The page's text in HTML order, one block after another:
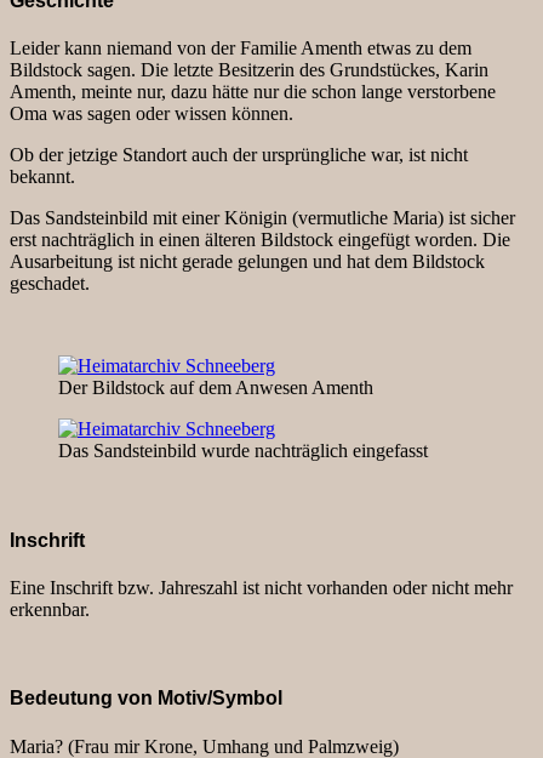
Leider kann niemand von der Familie Amenth etwas zu dem
Bildstock sagen. Die letzte Besitzerin des Grundstückes, Karin
Amenth, meinte nur, dazu hätte nur die schon lange verstorbene
Oma was sagen oder wissen können.
Ob der jetzige Standort auch der ursprüngliche war, ist nicht
bekannt.
Das Sandsteinbild mit einer Königin (vermutliche Maria) ist sicher
erst nachträglich in einen älteren Bildstock eingefügt worden. Die
Ausarbeitung ist nicht gerade gelungen und hat dem Bildstock
geschadet.
Der Bildstock auf dem Anwesen Amenth
Das Sandsteinbild wurde nachträglich eingefasst
Inschrift
Eine Inschrift bzw. Jahreszahl ist nicht vorhanden oder nicht mehr
erkennbar.
Bedeutung von Motiv/Symbol
Maria? (Frau mir Krone, Umhang und Palmzweig)